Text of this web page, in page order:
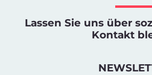
Lassen Sie uns über
Kontakt